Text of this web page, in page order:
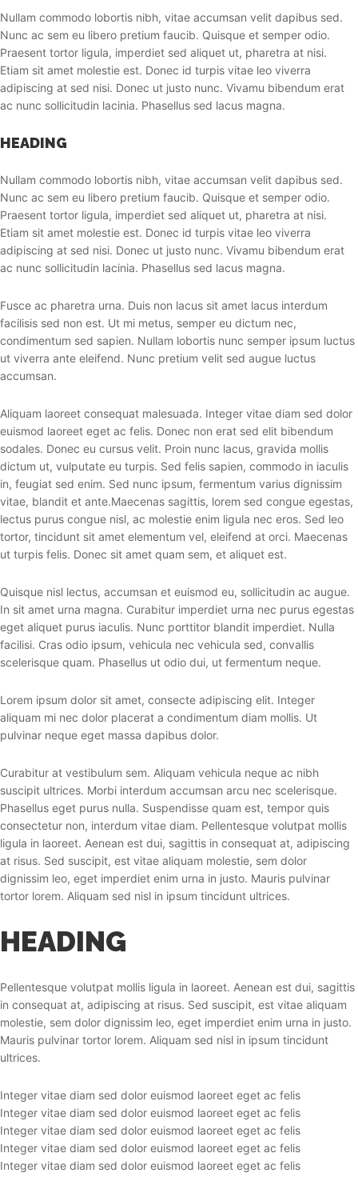
Nullam commodo lobortis nibh, vitae accumsan velit dapibus sed.
Nunc ac sem eu libero pretium faucib. Quisque et semper odio.
Praesent tortor ligula, imperdiet sed aliquet ut, pharetra at nisi.
Etiam sit amet molestie est. Donec id turpis vitae leo viverra
adipiscing at sed nisi. Donec ut justo nunc. Vivamu bibendum erat
ac nunc sollicitudin lacinia. Phasellus sed lacus magna.
HEADING
Nullam commodo lobortis nibh, vitae accumsan velit dapibus sed.
Nunc ac sem eu libero pretium faucib. Quisque et semper odio.
Praesent tortor ligula, imperdiet sed aliquet ut, pharetra at nisi.
Etiam sit amet molestie est. Donec id turpis vitae leo viverra
adipiscing at sed nisi. Donec ut justo nunc. Vivamu bibendum erat
ac nunc sollicitudin lacinia. Phasellus sed lacus magna.
Fusce ac pharetra urna. Duis non lacus sit amet lacus interdum
facilisis sed non est. Ut mi metus, semper eu dictum nec,
condimentum sed sapien. Nullam lobortis nunc semper ipsum luctus
ut viverra ante eleifend. Nunc pretium velit sed augue luctus
accumsan.
Aliquam laoreet consequat malesuada. Integer vitae diam sed dolor
euismod laoreet eget ac felis. Donec non erat sed elit bibendum
sodales. Donec eu cursus velit. Proin nunc lacus, gravida mollis
dictum ut, vulputate eu turpis. Sed felis sapien, commodo in iaculis
in, feugiat sed enim. Sed nunc ipsum, fermentum varius dignissim
vitae, blandit et ante.Maecenas sagittis, lorem sed congue egestas,
lectus purus congue nisl, ac molestie enim ligula nec eros. Sed leo
tortor, tincidunt sit amet elementum vel, eleifend at orci. Maecenas
ut turpis felis. Donec sit amet quam sem, et aliquet est.
Quisque nisl lectus, accumsan et euismod eu, sollicitudin ac augue.
In sit amet urna magna. Curabitur imperdiet urna nec purus egestas
eget aliquet purus iaculis. Nunc porttitor blandit imperdiet. Nulla
facilisi. Cras odio ipsum, vehicula nec vehicula sed, convallis
scelerisque quam. Phasellus ut odio dui, ut fermentum neque.
Lorem ipsum dolor sit amet, consecte adipiscing elit. Integer
aliquam mi nec dolor placerat a condimentum diam mollis. Ut
pulvinar neque eget massa dapibus dolor.
Curabitur at vestibulum sem. Aliquam vehicula neque ac nibh
suscipit ultrices. Morbi interdum accumsan arcu nec scelerisque.
Phasellus eget purus nulla. Suspendisse quam est, tempor quis
consectetur non, interdum vitae diam. Pellentesque volutpat mollis
ligula in laoreet. Aenean est dui, sagittis in consequat at, adipiscing
at risus. Sed suscipit, est vitae aliquam molestie, sem dolor
dignissim leo, eget imperdiet enim urna in justo. Mauris pulvinar
tortor lorem. Aliquam sed nisl in ipsum tincidunt ultrices.
HEADING
Pellentesque volutpat mollis ligula in laoreet. Aenean est dui, sagittis
in consequat at, adipiscing at risus. Sed suscipit, est vitae aliquam
molestie, sem dolor dignissim leo, eget imperdiet enim urna in justo.
Mauris pulvinar tortor lorem. Aliquam sed nisl in ipsum tincidunt
ultrices.
Integer vitae diam sed dolor euismod laoreet eget ac felis
Integer vitae diam sed dolor euismod laoreet eget ac felis
Integer vitae diam sed dolor euismod laoreet eget ac felis
Integer vitae diam sed dolor euismod laoreet eget ac felis
Integer vitae diam sed dolor euismod laoreet eget ac felis